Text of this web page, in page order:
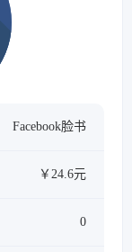
Facebook脸书
￥24.6元
0